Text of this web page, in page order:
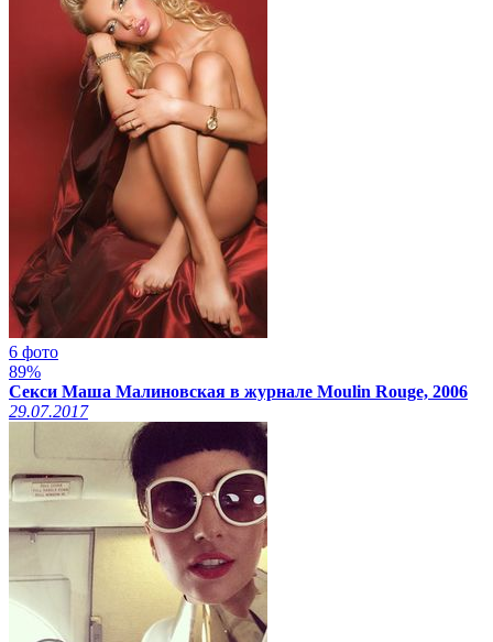
6 фото
89%
Секси Маша Малиновская в журнале Moulin Rouge, 2006
29.07.2017